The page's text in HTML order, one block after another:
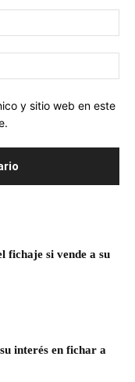
y sitio web en este
fichaje si vende a su
interés en fichar a